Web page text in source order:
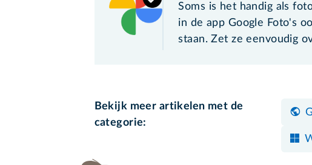
Soms is het handig als
in de app Google Foto's
staan. Zet ze eenvoudig
Bekijk meer artikelen met de
categorie: